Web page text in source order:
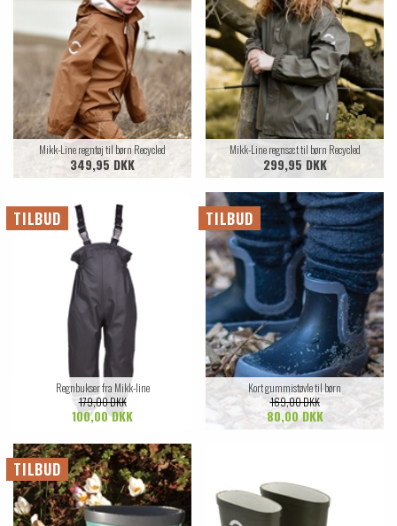
Mikk-Line regntøj til børn Recycled
349,95 DKK
Mikk-Line regnsæt til børn Recycled
299,95 DKK
TILBUD
Regnbukser fra Mikk-line
179,00 DKK
100,00 DKK
TILBUD
Kort gummistøvle til børn
169,00 DKK
80,00 DKK
TILBUD